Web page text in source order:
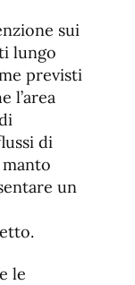
sui
lungo
previsti
l’area
di
un
le